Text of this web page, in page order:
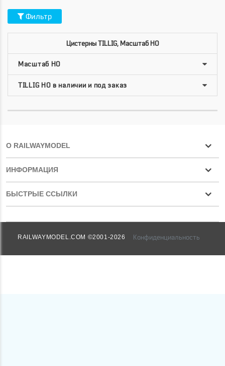
Фильтр
Цистерны TILLIG, Масштаб HO
О RAILWAYMODEL
ИНФОРМАЦИЯ
БЫСТРЫЕ ССЫЛКИ
RAILWAYMODEL.COM ©2001-2026 Конфиденциальность